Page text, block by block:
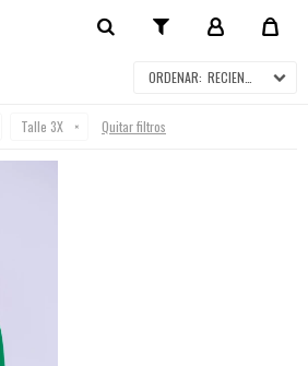
BLAZERS
RECIENTES
Talle 3X Quitar filtros